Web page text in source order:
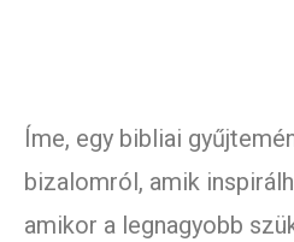
Íme, egy bibliai
bizalomról, amik
amikor a legnagyobb